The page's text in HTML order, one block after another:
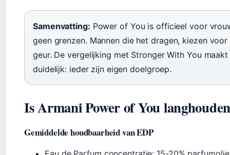
Samenvatting: Power of You is officieel voor
geen grenzen. Mannen die het dragen, kiezen
geur. De vergelijking met Stronger With You
duidelijk: ieder zijn eigen doelgroep.
Is Armani Power of You
Gemiddelde houdbaarheid van EDP